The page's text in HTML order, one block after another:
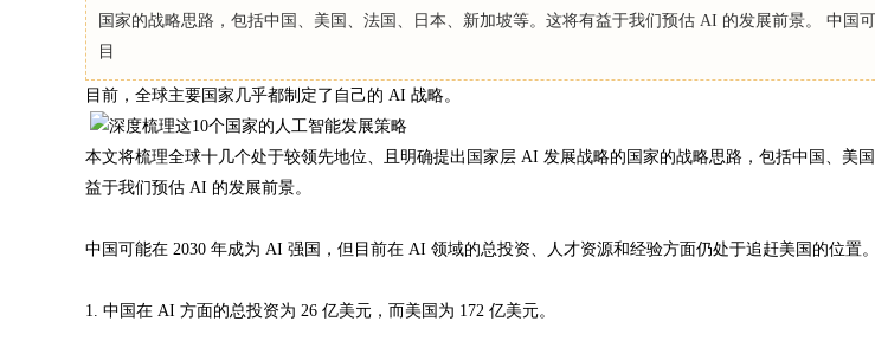
国家的战略思路，包括中国、美国、法国、日本、新加坡等。这将有益于我们预估 AI 的发展前景。 中国
目
目前，全球主要国家几乎都制定了自己的 AI 战略。
本文将梳理全球十几个处于较领先地位、且明确提出国家层 AI 发展战略的国家的战略思路，包括中国、美
益于我们预估 AI 的发展前景。
中国可能在 2030 年成为 AI 强国，但目前在 AI 领域的总投资、人才资源和经验方面仍处于追赶美国的位置。
1. 中国在 AI 方面的总投资为 26 亿美元，而美国为 172 亿美元。